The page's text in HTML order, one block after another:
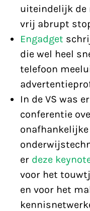
uiteindelijk de
vrij abrupt
Engadget
die wel heel
telefoon
In de VS was
conferentie
er deze
voor het
en voor het